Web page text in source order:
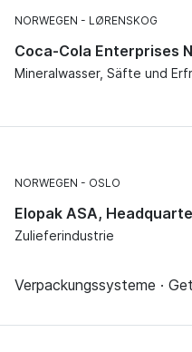
NORWEGEN LØRENSKOG
Coca-Cola Enterprises
Mineralwasser, Säfte und
NORWEGEN OSLO
Elopak ASA,
Zulieferindustrie
Verpackungssysteme ·